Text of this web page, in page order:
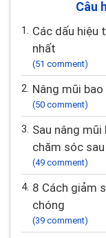
Câu
1. Các dấu hiệu tụ dịch sau nâng mũi dễ nhận biết
nhất
(51 comment)
2. Nâng mũi
(50 comment)
3. Sau nâng mũi bao lâu thì đầu mũi hết to? Cách
chăm sóc
(49 comment)
4. 8 Cách giảm sưng sau nâng mũi hiệu quả, nhanh
chóng
(39 comment)